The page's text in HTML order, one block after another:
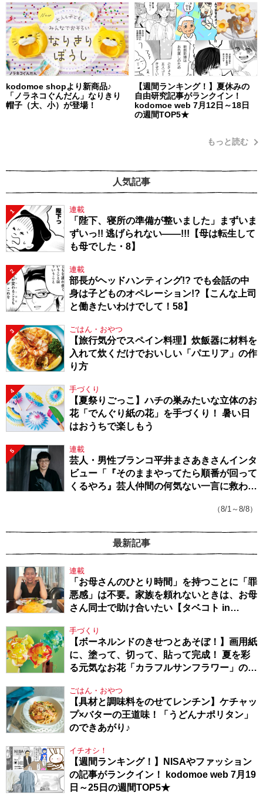
kodomoe shopより新商品♪
「ノラネコぐんだん」なりきり
帽子（大、小）が登場！
【週間ランキング！】夏休みの
自由研究記事がランクイン！
kodomoe web 7月12日～18日
の週間TOP5★
もっと読む
人気記事
1 連載
「陛下、寝所の準備が整いました」まずいま
ずいっ!! 逃げられない――!!!【母は転生して
も母でした・8】
2 連載
部長がヘッドハンティング!? でも会話の中
身は子どものオペレーション!?【こんな上司
と働きたいわけでして！58】
3 ごはん・おやつ
【旅行気分でスペイン料理】炊飯器に材料を
入れて炊くだけでおいしい「パエリア」の作
り方
4 手づくり
【夏祭りごっこ】ハチの巣みたいな立体のお
花「でんぐり紙の花」を手づくり！ 暑い日
はおうちで楽しもう
5 連載
芸人・男性ブランコ平井まさあきさんインタ
ビュー「『そのままやってたら順番が回って
くるやろ』芸人仲間の何気ない一言に救われ
（8/1～8/8）
最新記事
連載
「お母さんのひとり時間」を持つことに「罪
悪感」は不要。家族を頼れないときは、お母
さん同士で助け合いたい【タベコト in
手づくり
【ボーネルンドのきせつとあそぼ！】画用紙
に、塗って、切って、貼って完成！ 夏を彩
る元気なお花「カラフルサンフラワー」の作
ごはん・おやつ
【具材と調味料をのせてレンチン】ケチャッ
プ×バターの王道味！「うどんナポリタン」
のできあがり♪
イチオシ！
【週間ランキング！】NISAやファッション
の記事がランクイン！ kodomoe web 7月19
日～25日の週間TOP5★